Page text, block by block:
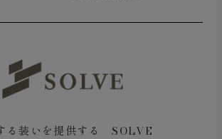
る装いを提供する SOLVE